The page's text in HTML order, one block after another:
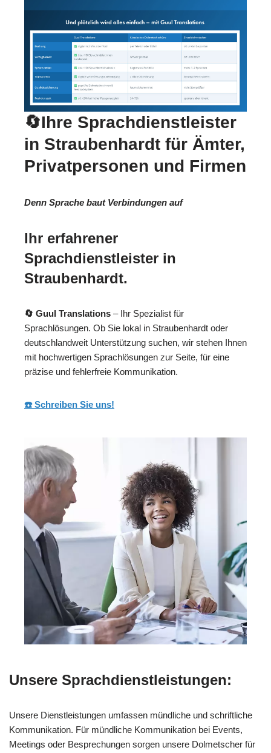
🔄Ihre Sprachdienstleister
in Straubenhardt für Ämter,
Privatpersonen und Firmen
Denn Sprache baut Verbindungen auf
Ihr erfahrener
Sprachdienstleister in
Straubenhardt.
🔄 Guul Translations – Ihr Spezialist für
Sprachlösungen. Ob Sie lokal in Straubenhardt oder
deutschlandweit Unterstützung suchen, wir stehen Ihnen
mit hochwertigen Sprachlösungen zur Seite, für eine
präzise und fehlerfreie Kommunikation.
☎️ Schreiben Sie uns!
Unsere Sprachdienstleistungen:
Unsere Dienstleistungen umfassen mündliche und schriftliche
Kommunikation. Für mündliche Kommunikation bei Events,
Meetings oder Besprechungen sorgen unsere Dolmetscher für